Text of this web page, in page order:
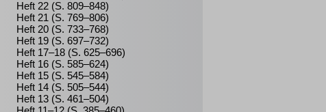
Heft 22 (S. 809–848)
Heft 21 (S. 769–806)
Heft 20 (S. 733–768)
Heft 19 (S. 697–732)
Heft 17–18 (S. 625–696)
Heft 16 (S. 585–624)
Heft 15 (S. 545–584)
Heft 14 (S. 505–544)
Heft 13 (S. 461–504)